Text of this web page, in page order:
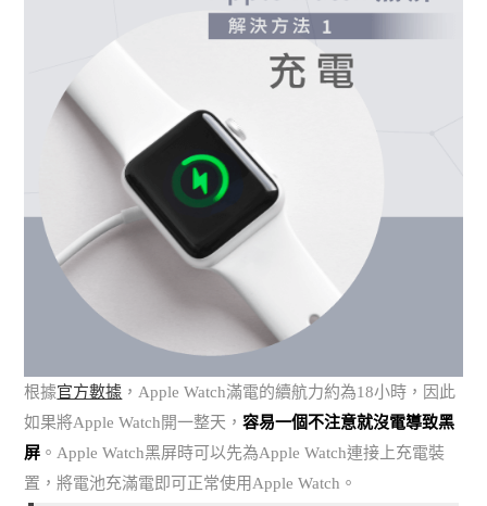
根據官方數據 ，Apple Watch滿電的續航力約為18小時，因此
如果將Apple Watch開一整天，容易一個不注意就沒電導致黑
屏 。Apple Watch黑屏時可以先為Apple Watch連接上充電裝
置，將電池充滿電即可正常使用Apple Watch。